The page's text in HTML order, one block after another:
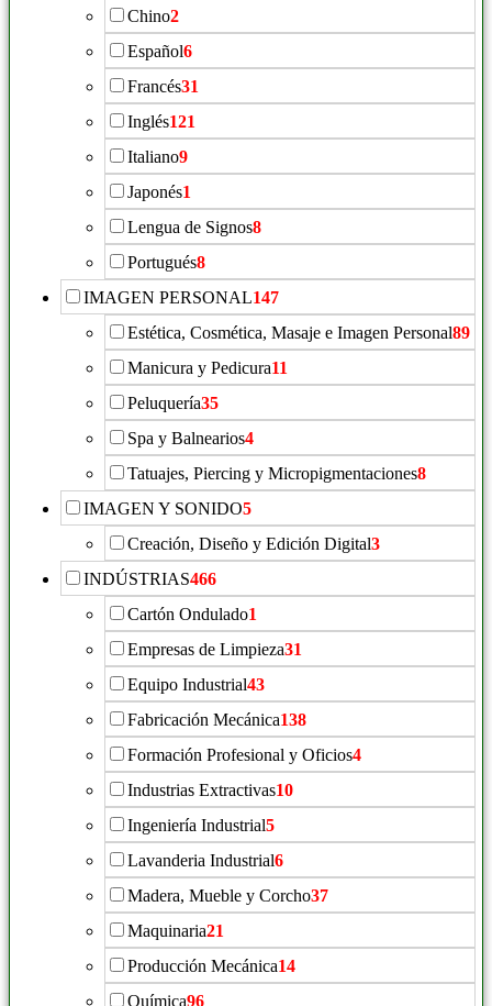
Chino2
Español6
Francés31
Inglés121
Italiano9
Japonés1
Lengua de Signos8
Portugués8
IMAGEN PERSONAL147
Estética, Cosmética, Masaje e Imagen Personal89
Manicura y Pedicura11
Peluquería35
Spa y Balnearios4
Tatuajes, Piercing y Micropigmentaciones8
IMAGEN Y SONIDO5
Creación, Diseño y Edición Digital3
INDÚSTRIAS466
Cartón Ondulado1
Empresas de Limpieza31
Equipo Industrial43
Fabricación Mecánica138
Formación Profesional y Oficios4
Industrias Extractivas10
Ingeniería Industrial5
Lavanderia Industrial6
Madera, Mueble y Corcho37
Maquinaria21
Producción Mecánica14
Química96